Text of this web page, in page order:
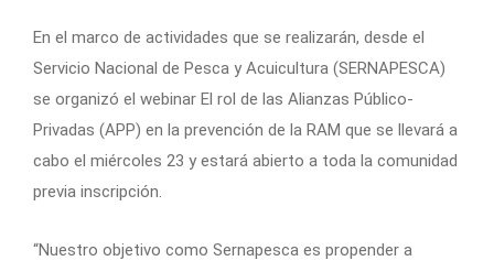
En el marco de actividades que se realizarán, desde el
Servicio Nacional de Pesca y Acuicultura (SERNAPESCA)
se organizó el webinar El rol de las Alianzas Público-
Privadas (APP) en la prevención de la RAM que se llevará a
cabo el miércoles 23 y estará abierto a toda la comunidad
previa inscripción.
“Nuestro objetivo como Sernapesca es propender a